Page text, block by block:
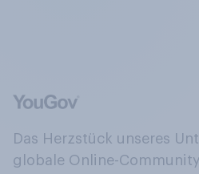
Das Herzstück unseres
globale Online-